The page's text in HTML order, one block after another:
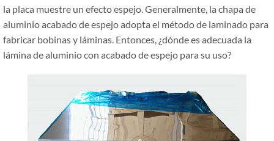
la placa muestre un efecto espejo. Generalmente, la chapa de
aluminio acabado de espejo adopta el método de laminado para
fabricar bobinas y láminas. Entonces, ¿dónde es adecuada la
lámina de aluminio con acabado de espejo para su uso?